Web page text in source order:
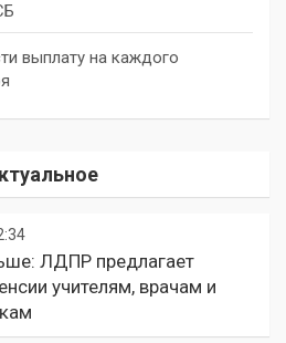
выплату на каждого
ЛДПР предлагает
учителям, врачам и